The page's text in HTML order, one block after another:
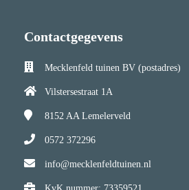
Contactgegevens
Mecklenfeld tuinen BV (postadres)
Vilstersestraat 1A
8152 AA Lemelerveld
0572 372296
info@mecklenfeldtuinen.nl